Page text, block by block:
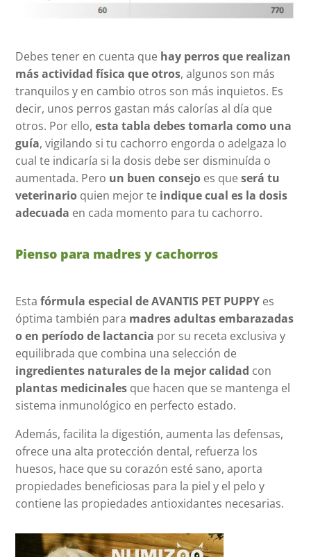
Debes tener en cuenta que hay perros que realizan
más actividad física que otros, algunos son más
tranquilos y en cambio otros son más inquietos. Es
decir, unos perros gastan más calorías al día que
otros. Por ello,esta tabla debes tomarla como una
guía, vigilando si tu cachorro engorda o adelgaza lo
cual te indicaría si la dosis debe ser disminuída o
aumentada. Pero un buen consejo es queserá tu
veterinario quien mejor te indique cual es la dosis
adecuada en cada momento para tu cachorro.
Pienso para madres y cachorros
Estafórmula especial de AVANTIS PET PUPPY es
óptima también para madres adultas embarazadas
o en período de lactancia por su receta exclusiva y
equilibrada que combina una selección de
ingredientes naturales de la mejor calidad con
plantas medicinales que hacen que se mantenga el
sistema inmunológico en perfecto estado.
Además, facilita la digestión, aumenta las defensas,
ofrece una alta protección dental, refuerza los
huesos, hace que su corazón esté sano, aporta
propiedades beneficiosas para la piel y el pelo y
contiene las propiedades antioxidantes necesarias.